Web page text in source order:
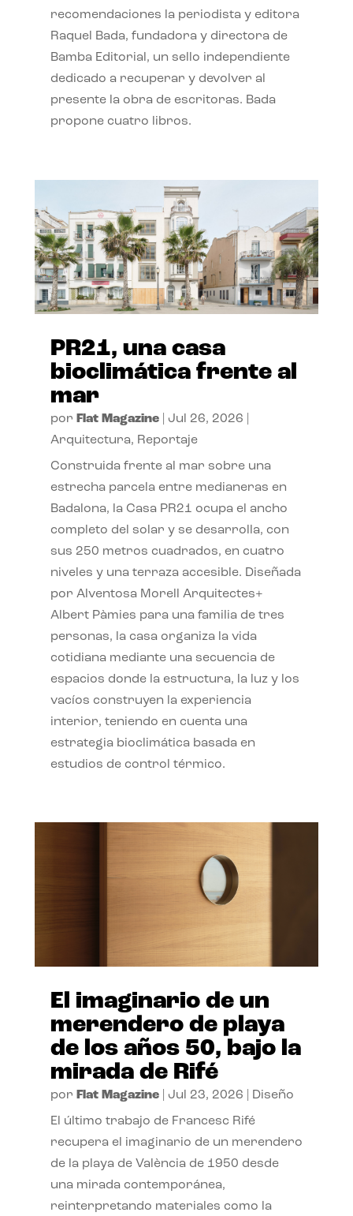
recomendaciones la periodista y editora
Raquel Bada, fundadora y directora de
Bamba Editorial, un sello independiente
dedicado a recuperar y devolver al
presente la obra de escritoras. Bada
propone cuatro libros.
PR21, una casa
bioclimática frente al
mar
por Flat Magazine| Jul 26, 2026
Arquitectura, Reportaje
Construida frente al mar sobre una
estrecha parcela entre medianeras en
Badalona, la Casa PR21 ocupa el ancho
completo del solar y se desarrolla, con
sus 250 metros cuadrados, en cuatro
niveles y una terraza accesible. Diseñada
por Alventosa Morell Arquitectes+
Albert Pàmies para una familia de tres
personas, la casa organiza la vida
cotidiana mediante una secuencia de
espacios donde la estructura, la luz y los
vacíos construyen la experiencia
interior, teniendo en cuenta una
estrategia bioclimática basada en
estudios de control térmico.
El imaginario de un
merendero de playa
de los años 50, bajo la
mirada de Rifé
por Flat Magazine| Jul 23, 2026 Diseño
El último trabajo de Francesc Rifé
recupera el imaginario de un merendero
de la playa de València de 1950 desde
una mirada contemporánea,
reinterpretando materiales como la